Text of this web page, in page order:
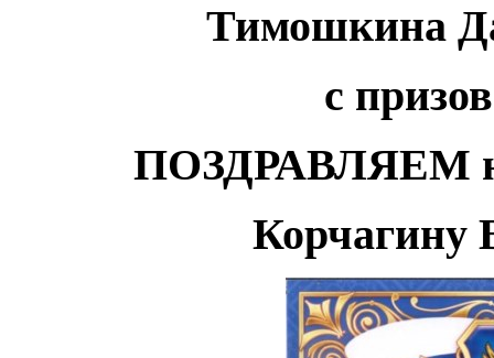
Тимошкина
с
ПОЗДРАВЛЯЕМ
Корчагину